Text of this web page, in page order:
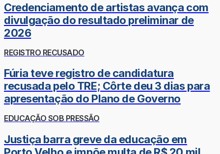
Credenciamento de artistas avança com
divulgação do resultado preliminar de
2026
REGISTRO RECUSADO
Fúria teve registro de candidatura
recusada pelo TRE; Côrte deu 3 dias para
apresentação do Plano de Governo
EDUCAÇÃO SOB PRESSÃO
Justiça barra greve da educação em